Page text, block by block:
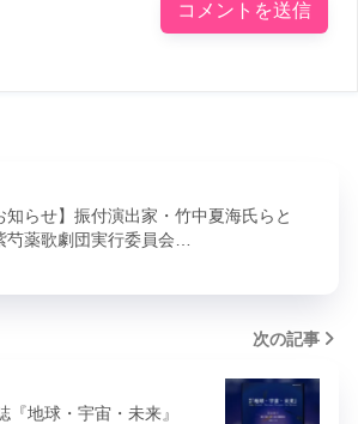
知らせ】振付演出家・竹中夏海氏らと
芍薬歌劇団実行委員会…
次の記事
『地球・宇宙・未来』